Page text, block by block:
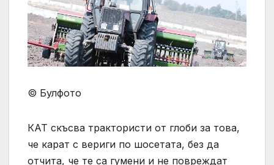
© Булфото
КАТ скъсва трактористи от глоби за това,
че карат с вериги по шосетата, без да
отчита, че те са гумени и не повреждат